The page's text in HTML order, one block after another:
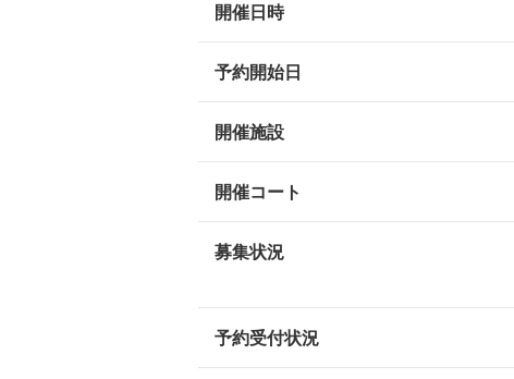
開催日時
予約開始日
開催施設
開催コート
募集状況
予約受付状況